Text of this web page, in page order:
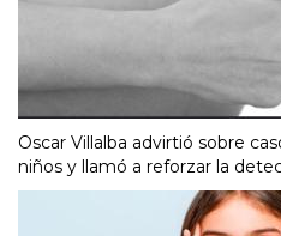
Oscar Villalba advirtió sobre
niños y llamó a reforzar la